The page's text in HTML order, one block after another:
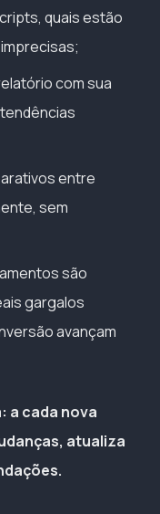
quais estão
com sua
entre
sem
são
gargalos
avançam
a cada nova
atualiza